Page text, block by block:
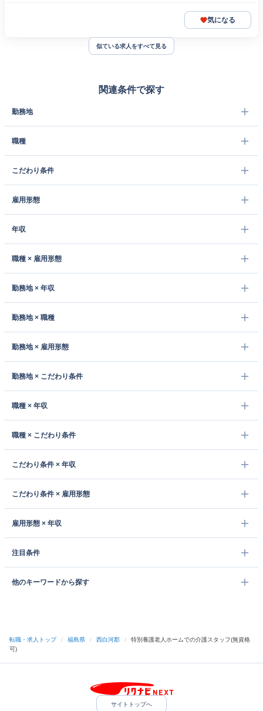
気になる
似ている求人をすべて見る
関連条件で探す
勤務地
職種
こだわり条件
雇用形態
年収
職種 × 雇用形態
勤務地 × 年収
勤務地 × 職種
勤務地 × 雇用形態
勤務地 × こだわり条件
職種 × 年収
職種 × こだわり条件
こだわり条件 × 年収
こだわり条件 × 雇用形態
雇用形態 × 年収
注目条件
他のキーワードから探す
転職・求人トップ / 福島県 / 西白河郡 /
特別養護老人ホームでの介護スタッフ(無資格
可)
サイトトップへ